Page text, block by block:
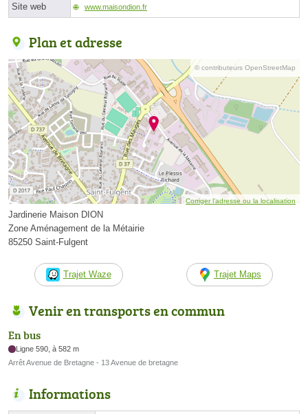
Site web www.maisondion.fr
Plan et adresse
© contributeurs OpenStreetMap
Corriger l’adresse ou la localisation
Jardinerie Maison DION
Zone Aménagement de la Métairie
85250 Saint-Fulgent
Trajet Waze Trajet Maps
Venir en transports en commun
En bus
Ligne 590, à 582 m
Arrêt Avenue de Bretagne - 13 Avenue de bretagne
Informations